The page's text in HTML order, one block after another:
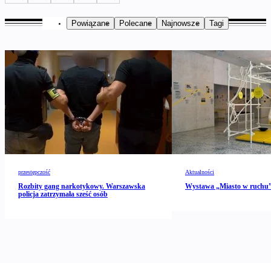
Powiązane Polecane Najnowsze Tagi
przestępczość
Rozbity gang narkotykowy. Warszawska
policja zatrzymała sześć osób
Aktualności
Wystawa „Miasto w